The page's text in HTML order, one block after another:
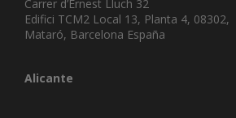
Carrer d’Ernest Lluch 32
Edifici TCM2 Local 13, Planta 4, 08302,
Mataró, Barcelona España
Alicante